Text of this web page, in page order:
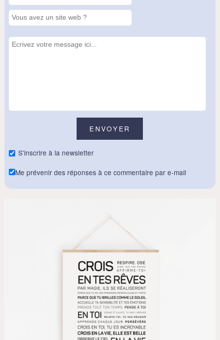
S'inscrire à la newsletter
Me prévenir des réponses à ce commentaire par e-mail